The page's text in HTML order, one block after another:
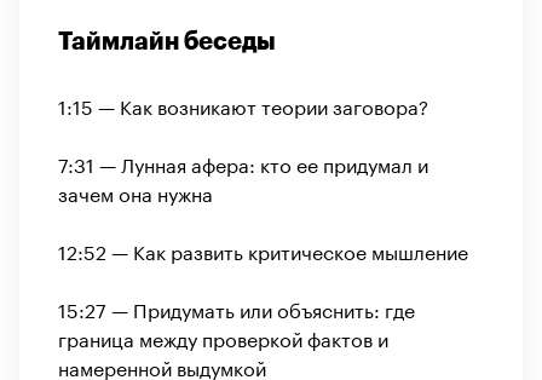
Таймлайн беседы
1:15 — Как возникают теории заговора?
7:31 — Лунная афера: кто ее придумал и
зачем она нужна
12:52 — Как развить критическое мышление
15:27 — Придумать или объяснить: где
граница между проверкой фактов и
намеренной выдумкой